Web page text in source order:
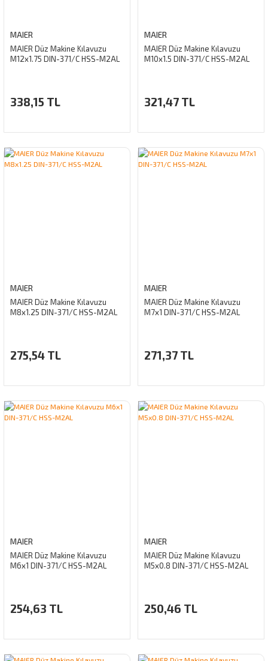
MAIER
MAIER Düz Makine Kılavuzu
M12x1.75 DIN-371/C HSS-M2AL
338,15 TL
MAIER
MAIER Düz Makine Kılavuzu
M10x1.5 DIN-371/C HSS-M2AL
321,47 TL
MAIER
MAIER Düz Makine Kılavuzu
M8x1.25 DIN-371/C HSS-M2AL
275,54 TL
MAIER
MAIER Düz Makine Kılavuzu
M7x1 DIN-371/C HSS-M2AL
271,37 TL
MAIER
MAIER Düz Makine Kılavuzu
M6x1 DIN-371/C HSS-M2AL
254,63 TL
MAIER
MAIER Düz Makine Kılavuzu
M5x0.8 DIN-371/C HSS-M2AL
250,46 TL